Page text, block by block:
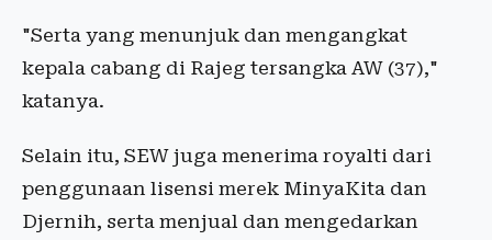
"Serta yang menunjuk dan mengangkat
kepala cabang di Rajeg tersangka AW (37),"
katanya.
Selain itu, SEW juga menerima royalti dari
penggunaan lisensi merek MinyaKita dan
Djernih, serta menjual dan mengedarkan